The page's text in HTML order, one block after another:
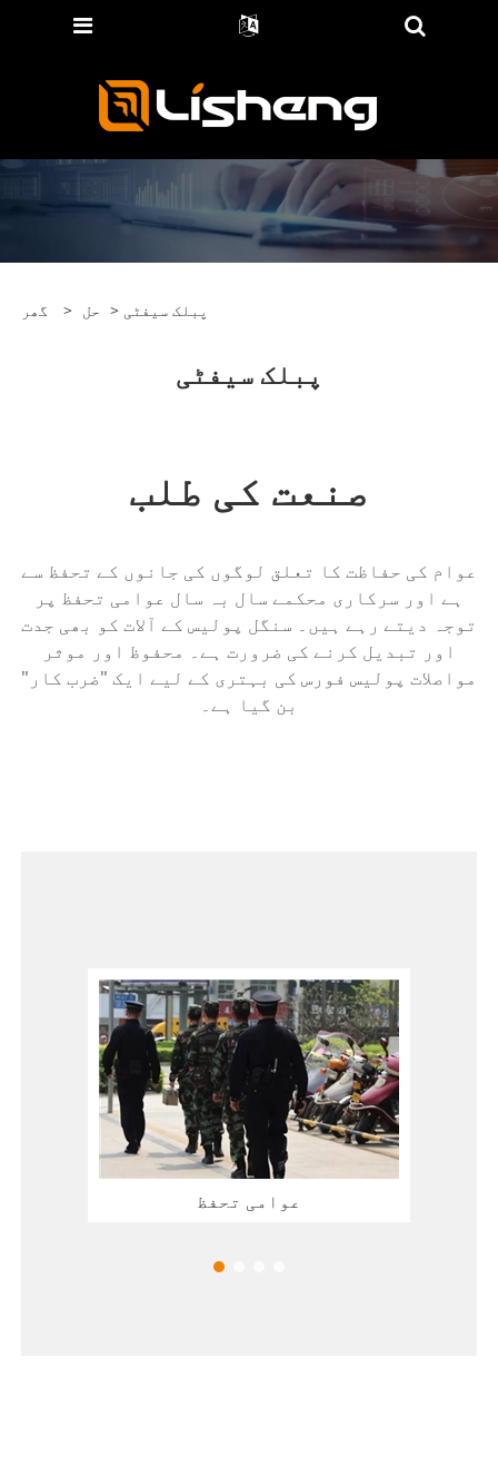
گھر > حل > پبلک سیفٹی
پبلک سیفٹی
صنعت کی طلب
عوام کی حفاظت کا تعلق لوگوں کی جانوں کے تحفظ سے
ہے اور سرکاری محکمے سال بہ سال عوامی تحفظ پر
توجہ دیتے رہے ہیں۔ سنگل پولیس کے آلات کو بھی جدت
اور تبدیل کرنے کی ضرورت ہے۔ محفوظ اور موثر
مواصلات پولیس فورس کی بہتری کے لیے ایک "ضرب کار"
بن گیا ہے۔
عوامی تحفظ